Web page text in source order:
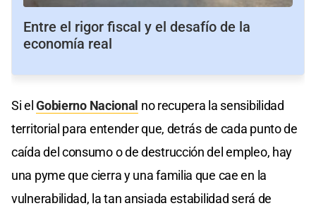
Entre el rigor fiscal y el desafío de la
economía real
Si elGobierno Nacional no recupera la sensibilidad
territorial para entender que, detrás de cada punto de
caída del consumo o de destrucción del empleo, hay
una pyme que cierra y una familia que cae en la
vulnerabilidad, la tan ansiada estabilidad será de